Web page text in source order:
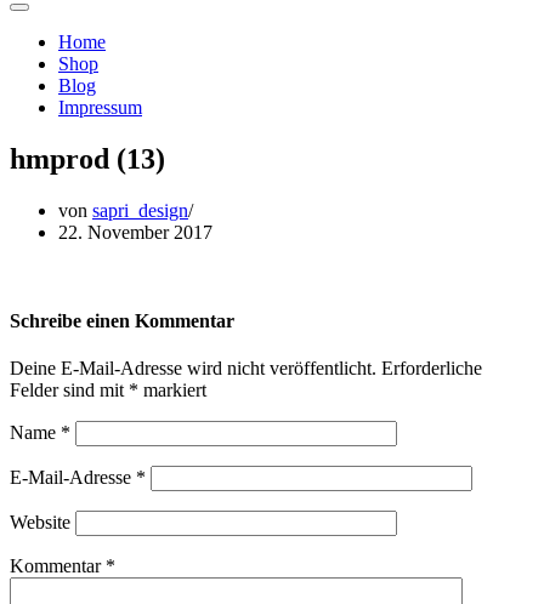
Menü
Navigations-
Home
Shop
Blog
Impressum
hmprod (13)
von sapri_design
22. November 2017
Schreibe einen Kommentar
Deine E-Mail-Adresse wird nicht veröffentlicht. Erforderliche
Felder sind mit * markiert
Name *
E-Mail-Adresse *
Website
Kommentar *